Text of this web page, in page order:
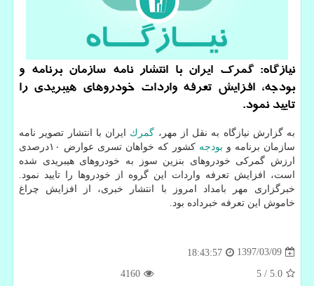
نیازگاه: گمرك ایران با انتشار نامه سازمان برنامه و
بودجه، افزایش تعرفه واردات خودروهای هیبریدی را
تایید نمود.
به گزارش نیازگاه به نقل از مهر، گمرك ایران با انتشار تصویر نامه
سازمان برنامه و بودجه
كشور كه خواهان تسری عوارض ۱۰درصدی
ارزش گمركی خودروهای بنزین سوز به خودروهای هیبریدی شده
است، افزایش تعرفه واردات این گروه از خودروها را تایید نمود.
خبرگزاری مهر بامداد امروز با انتشار خبری، از افزایش چراغ
خاموش این تعرفه خبرداده بود.
1397/03/09
18:43:57
5.0
/
5
4160